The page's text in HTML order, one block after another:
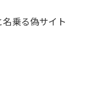
乗る偽サイト